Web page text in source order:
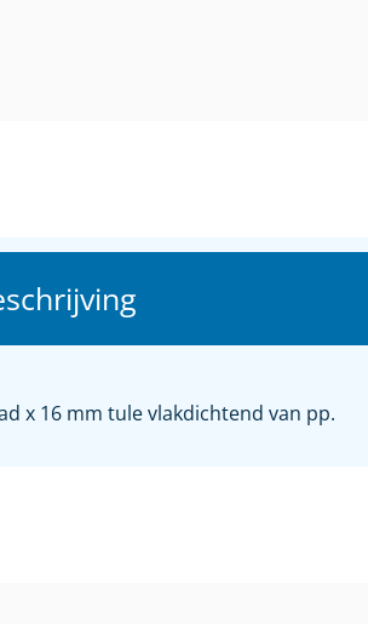
x 16 mm tule vlakdichtend van pp.